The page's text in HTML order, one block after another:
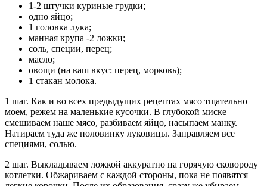
1-2 штучки куриные грудки;
одно яйцо;
1 головка лука;
манная крупа -2 ложки;
соль, специи, перец;
масло;
овощи (на ваш вкус: перец, морковь);
1 стакан молока.
1 шаг. Как и во всех предыдущих рецептах мясо тщательно
моем, режем на маленькие кусочки. В глубокой миске
смешиваем наше мясо, разбиваем яйцо, насыпаем манку.
Натираем туда же половинку луковицы. Заправляем все
специями, солью.
2 шаг. Выкладываем ложкой аккуратно на горячую сковороду
котлетки. Обжариваем с каждой стороны, пока не появятся